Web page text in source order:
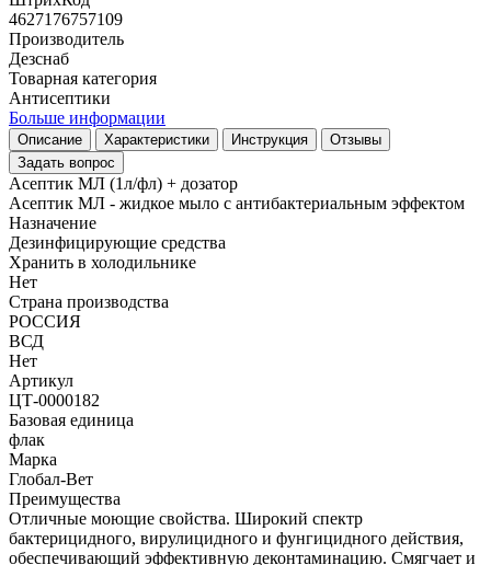
4627176757109
Производитель
Дезснаб
Товарная категория
Антисептики
Больше информации
Описание Характеристики Инструкция
Отзывы
Задать вопрос
Асептик МЛ (1л/фл) + дозатор
Асептик МЛ - жидкое мыло с антибактериальным эффектом
Назначение
Дезинфицирующие средства
Хранить в холодильнике
Нет
Страна производства
РОССИЯ
ВСД
Нет
Артикул
ЦТ-0000182
Базовая единица
флак
Марка
Глобал-Вет
Преимущества
Отличные моющие свойства. Широкий спектр
бактерицидного, вирулицидного и фунгицидного действия,
обеспечивающий эффективную деконтаминацию. Смягчает и